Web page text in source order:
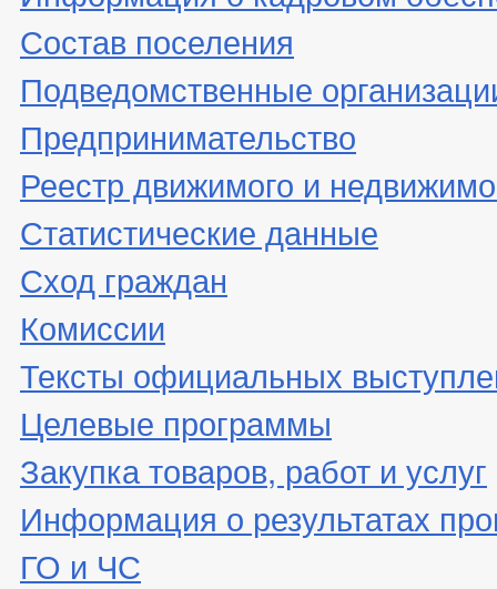
Состав поселения
Подведомственные
Предпринимательство
Реестр движимого и
Статистические данные
Сход граждан
Комиссии
Тексты официальных
Целевые программы
Закупка товаров, работ и услуг
Информация о результатах
ГО и ЧС